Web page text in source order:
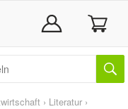
› Literatur ›